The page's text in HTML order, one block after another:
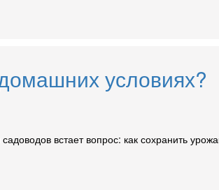
условиях?
встает вопрос: как сохранить